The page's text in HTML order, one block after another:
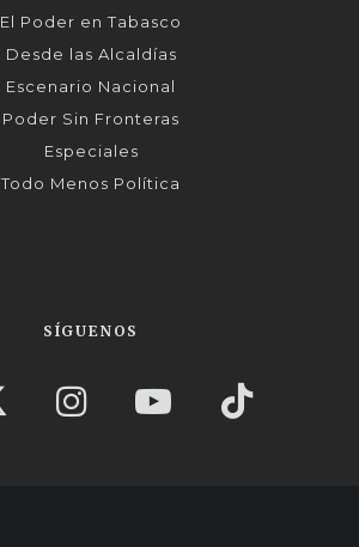
El Poder en Tabasco
Desde las Alcaldías
Escenario Nacional
Poder Sin Fronteras
Especiales
Todo Menos Política
SÍGUENOS